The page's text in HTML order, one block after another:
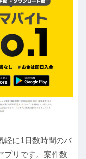
軽に1日数時間のバ
プリです。案件数